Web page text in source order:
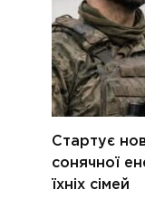
Стартує
сонячної
їхніх сімей